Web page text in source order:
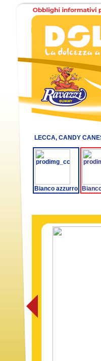
LECCA, CANDY
Bianco azzurro